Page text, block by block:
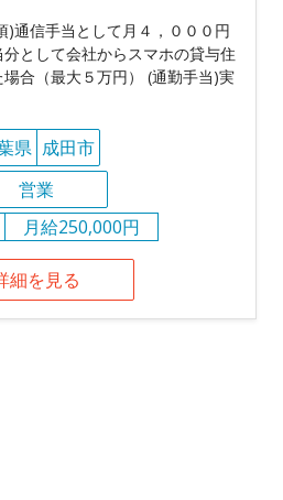
)通信手当として月４，０００円
として会社からスマホの貸与住
合（最大５万円） (通勤手当)実
県 成田市
営業
月給250,000円
細を見る